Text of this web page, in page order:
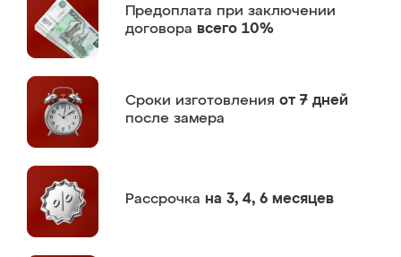
Предоплата при заключении
договора всего 10%
Сроки изготовления от 7 дней
после замера
Рассрочка на 3, 4, 6 месяцев